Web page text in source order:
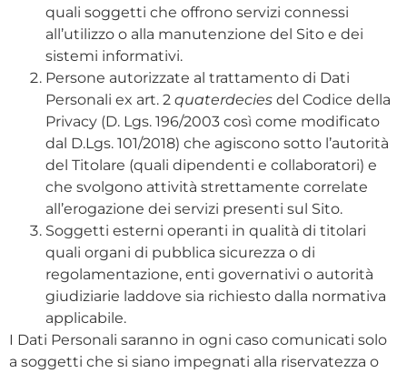
quali soggetti che offrono servizi connessi
all’utilizzo o alla manutenzione del Sito e dei
sistemi informativi.
Persone autorizzate al trattamento di Dati
Personali ex art. 2 quaterdecies del Codice della
Privacy (D. Lgs. 196/2003 così come modificato
dal D.Lgs. 101/2018) che agiscono sotto l’autorità
del Titolare (quali dipendenti e collaboratori) e
che svolgono attività strettamente correlate
all’erogazione dei servizi presenti sul Sito.
Soggetti esterni operanti in qualità di titolari
quali organi di pubblica sicurezza o di
regolamentazione, enti governativi o autorità
giudiziarie laddove sia richiesto dalla normativa
applicabile.
I Dati Personali saranno in ogni caso comunicati solo
a soggetti che si siano impegnati alla riservatezza o